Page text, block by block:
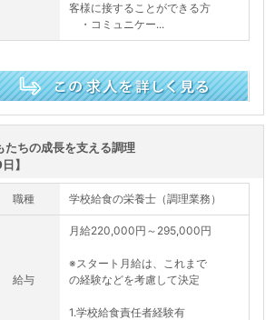
客様に接することができる方
・コミュニケー...
たちの成長を支える調理
】
職種 学校給食の栄養士（調理業務）
給与
月給220,000円～295,000円
※スタート月給は、これまで
の経験などを考慮して決定
1.学校給食責任者経験有